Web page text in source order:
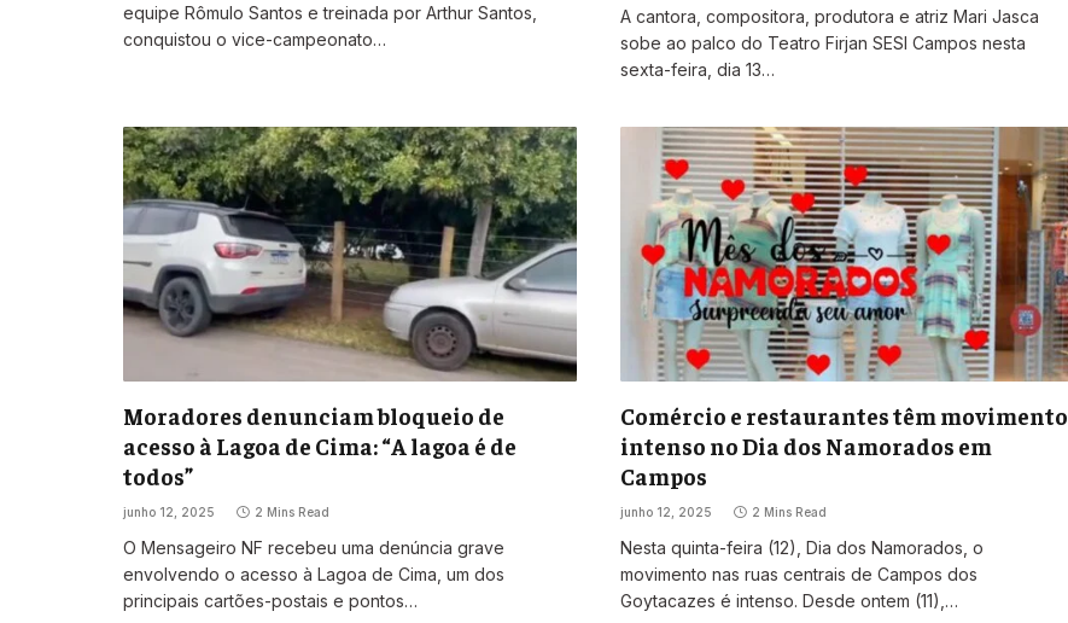
equipe Rômulo Santos e treinada por Arthur Santos,
conquistou o vice-campeonato…
A cantora, compositora, produtora e atriz Mari Jasca
sobe ao palco do Teatro Firjan SESI Campos nesta
sexta-feira, dia 13…
Moradores denunciam bloqueio de
acesso à Lagoa de Cima: “A lagoa é de
todos”
junho 12, 2025 2 Mins Read
O Mensageiro NF recebeu uma denúncia grave
envolvendo o acesso à Lagoa de Cima, um dos
principais cartões-postais e pontos…
Comércio e restaurantes têm movimento
intenso no Dia dos Namorados em
Campos
junho 12, 2025 2 Mins Read
Nesta quinta-feira (12), Dia dos Namorados, o
movimento nas ruas centrais de Campos dos
Goytacazes é intenso. Desde ontem (11),…